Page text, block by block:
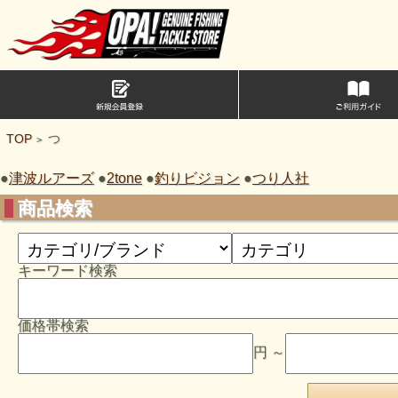
TOP > つ
●津波ルアーズ●2tone ●釣りビジョン ●つり人社
商品検索
キーワード検索
価格帯検索
円 ～